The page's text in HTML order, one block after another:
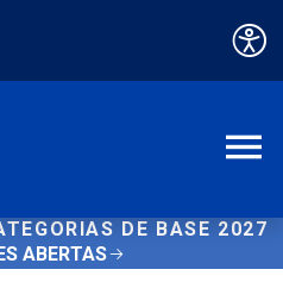
DE BASE 2027
ABERTAS